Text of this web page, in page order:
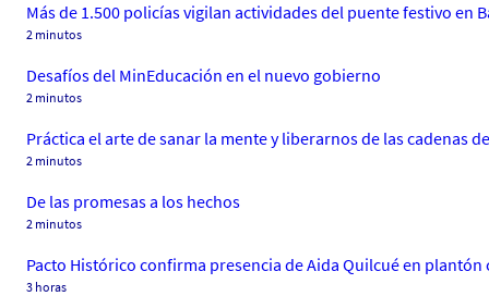
Más de 1.500 policías vigilan actividades del puente festivo en
2 minutos
Desafíos del MinEducación en el nuevo gobierno
2 minutos
Práctica el arte de sanar la mente y liberarnos de las cadenas
2 minutos
De las promesas a los hechos
2 minutos
Pacto Histórico confirma presencia de Aida Quilcué en plantón
3 horas